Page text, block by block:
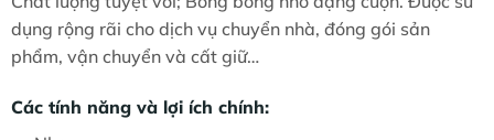
dụng rộng rãi cho dịch vụ chuyển nhà, đóng gói sản
phẩm, vận chuyển và cất giữ…
Các tính năng và lợi ích chính: